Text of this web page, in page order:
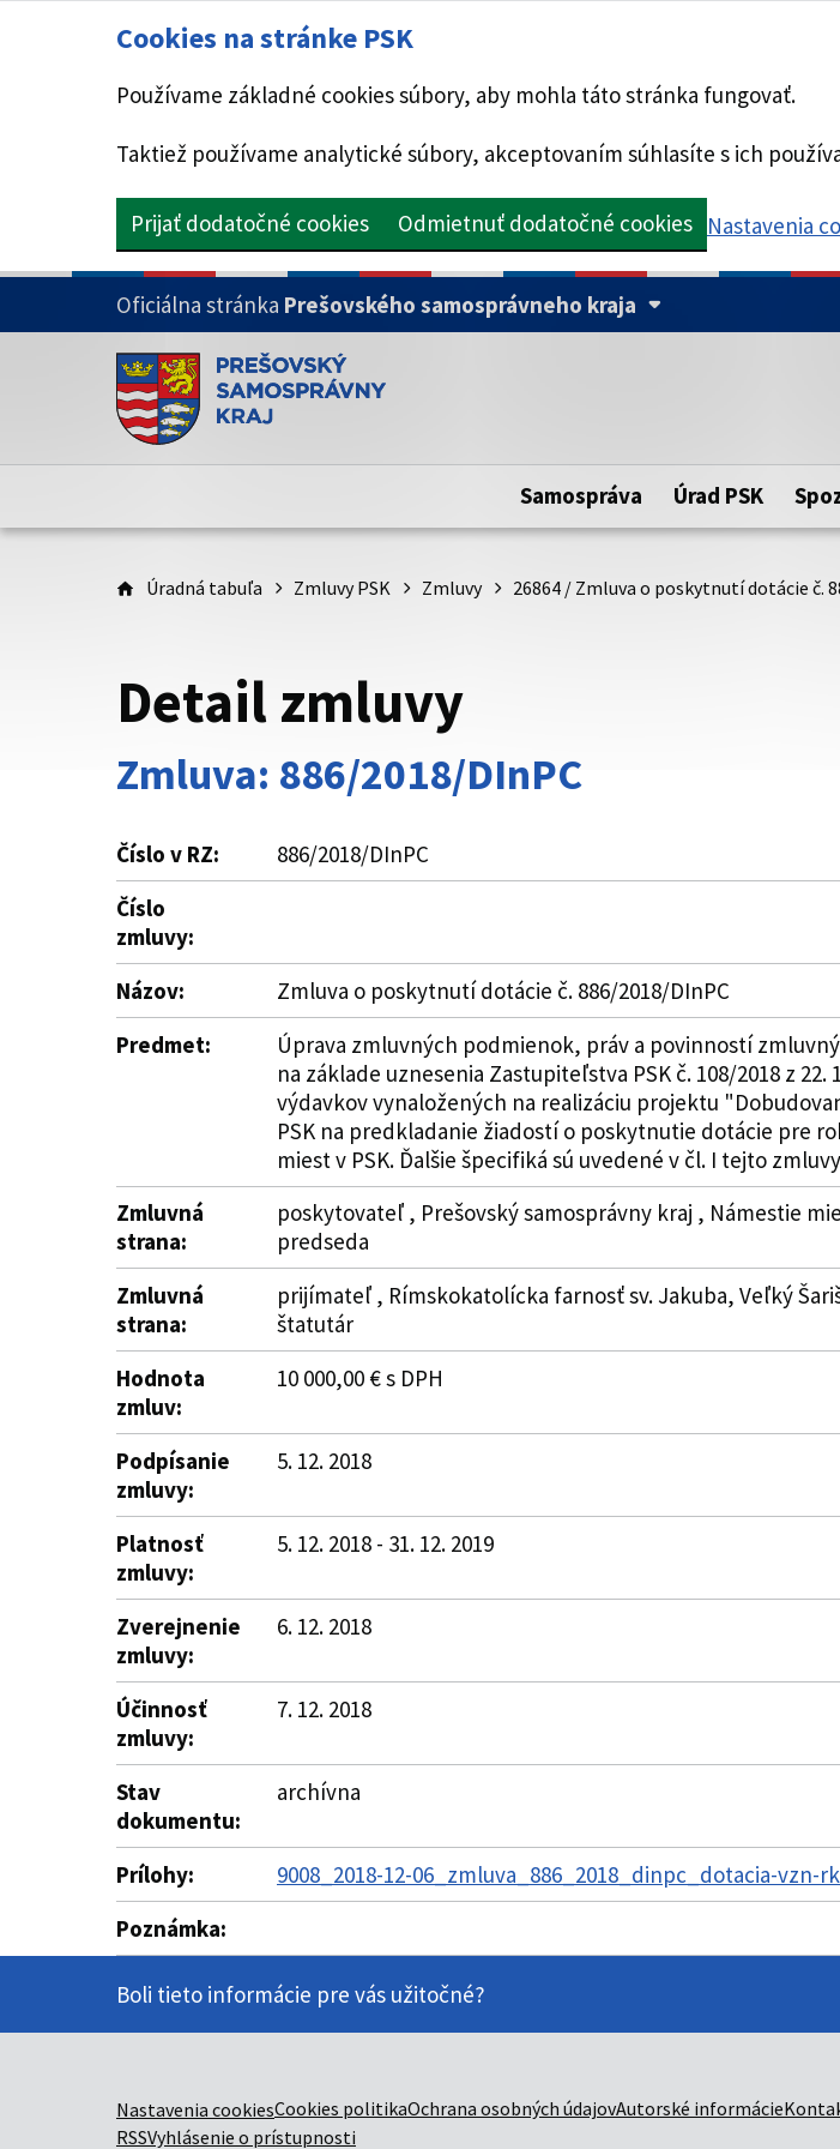
Cookies na stránke PSK
Používame základné cookies súbory, aby mohla táto stránka fungovať.
Taktiež používame analytické súbory, akceptovaním súhlasíte s ich
Prijať dodatočné cookies Odmietnuť dodatočné cookies Nastavenia
PRESKOČIŤ NA HLAVNÝ OBSAH
Oficiálna stránka Prešovského samosprávneho kraja
Doména psk.sk je oficiálna
Toto je oficiálna webová stránka Prešovského samosprávneho kraja.
Samospráva Úrad PSK
Úradná tabuľa Zmluvy PSK Zmluvy 26864 / Zmluva o poskytnutí dotácie č.
Detail zmluvy
Zmluva: 886/2018/DInPC
Číslo v RZ:
886/2018/DInPC
Číslo
zmluvy:
Názov:
Zmluva o poskytnutí dotácie č. 886/2018/DInPC
Predmet:
Úprava zmluvných podmienok, práv a povinností
na základe uznesenia Zastupiteľstva PSK č. 108/2018 z
výdavkov vynaložených na realizáciu projektu
PSK na predkladanie žiadostí o poskytnutie dotácie pre
miest v PSK. Ďalšie špecifiká sú uvedené v čl. I tejto
Zmluvná
strana:
poskytovateľ , Prešovský samosprávny kraj , Námestie
predseda
Zmluvná
strana:
prijímateľ , Rímskokatolícka farnosť sv. Jakuba, Veľký
štatutár
Hodnota
zmluv:
10 000,00 € s DPH
Podpísanie
zmluvy:
5. 12. 2018
Platnosť
zmluvy:
5. 12. 2018 - 31. 12. 2019
Zverejnenie
zmluvy:
6. 12. 2018
Účinnosť
zmluvy:
7. 12. 2018
Stav
dokumentu:
archívna
Prílohy:
9008_2018-12-06_zmluva_886_2018_dinpc_dotacia-vzn-
Poznámka:
Boli tieto informácie pre vás užitočné?
Nastavenia cookiesCookies politikaOchrana osobných údajovAutorské informácie
RSSVyhlásenie o prístupnosti